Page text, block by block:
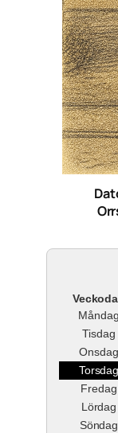
Måndag
Tisdag
Onsdag
Torsdag
Fredag
Lördag
Söndag